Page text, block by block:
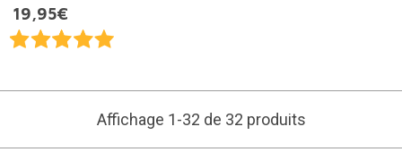
19,95€
Affichage 1-32 de 32 produits